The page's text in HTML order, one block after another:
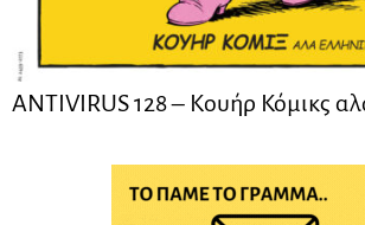
ANTIVIRUS 128 – Kουήρ Κόμικς